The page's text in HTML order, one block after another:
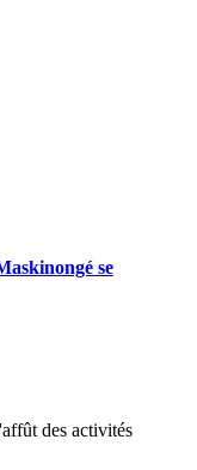
se
des activités